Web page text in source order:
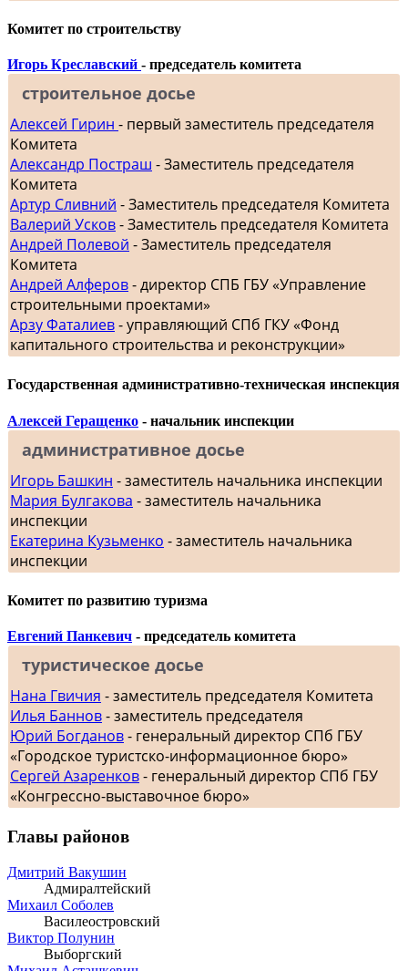
Комитет по строительству
Игорь Креславский - председатель комитета
строительное досье
Алексей Гирин - первый заместитель председателя
Комитета
Александр Постраш - Заместитель председателя
Комитета
Артур Сливний - Заместитель председателя Комитета
Валерий Усков- Заместитель председателя Комитета
Андрей Полевой - Заместитель председателя
Комитета
Андрей Алферов- директор СПБ ГБУ «Управление
строительными проектами»
Арзу Фаталиев- управляющий СПб ГКУ «Фонд
капитального строительства и реконструкции»
Государственная административно-техническая инспекция
Алексей Геращенко - начальник инспекции
административное досье
Игорь Башкин - заместитель начальника инспекции
Мария Булгакова - заместитель начальника
инспекции
Екатерина Кузьменко - заместитель начальника
инспекции
Комитет по развитию туризма
Евгений Панкевич - председатель комитета
туристическое досье
Нана Гвичия - заместитель председателя Комитета
Илья Баннов- заместитель председателя
Юрий Богданов- генеральный директор СПб ГБУ
«Городское туристско-информационное бюро»
Сергей Азаренков- генеральный директор СПб ГБУ
«Конгрессно-выставочное бюро»
Главы районов
Дмитрий Вакушин
Адмиралтейский
Михаил Соболев
Василеостровский
Виктор Полунин
Выборгский